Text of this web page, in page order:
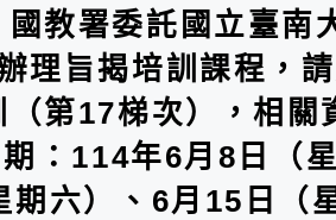
國教署委託國立臺南
理旨揭培訓課程，
（第17梯次），相關
：114年6月8日（
期六）、6月15日（